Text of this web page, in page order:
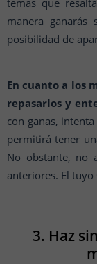
temas que
manera
posibilidad de
En cuanto a los
repasarlos y
con ganas,
permitirá tener
No obstante, no
anteriores. El
3. Haz